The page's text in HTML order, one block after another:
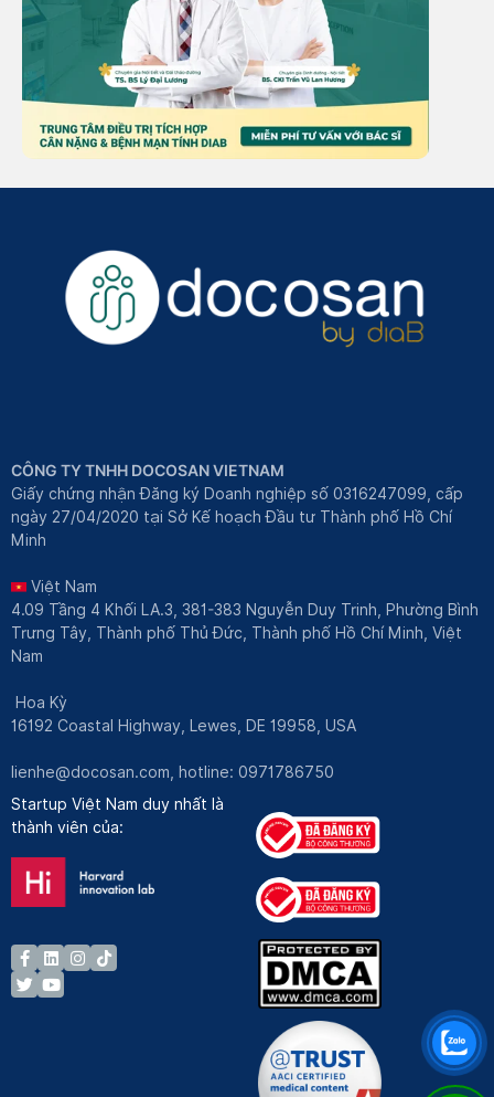
CÔNG TY TNHH DOCOSAN VIETNAM
Giấy chứng nhận Đăng ký Doanh nghiệp số 0316247099, cấp
ngày 27/04/2020 tại Sở Kế hoạch Đầu tư Thành phố Hồ Chí
Minh
Việt Nam
4.09 Tầng 4 Khối LA.3, 381-383 Nguyễn Duy Trinh, Phường Bình
Trưng Tây, Thành phố Thủ Đức, Thành phố Hồ Chí Minh, Việt
Nam
Hoa Kỳ
16192 Coastal Highway, Lewes, DE 19958, USA
lienhe@docosan.com , hotline: 0971786750
Startup Việt Nam duy nhất là
thành viên của: